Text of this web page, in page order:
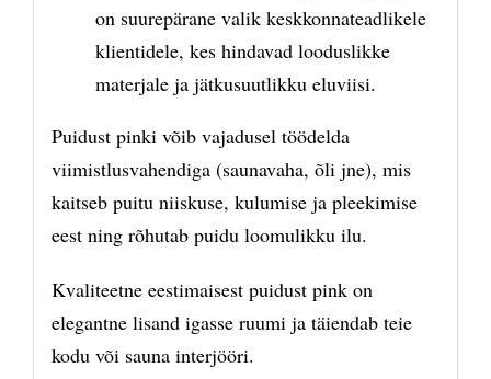
on suurepärane valik keskkonnateadlikele
klientidele, kes hindavad looduslikke
materjale ja jätkusuutlikku eluviisi.
Puidust pinki võib vajadusel töödelda
viimistlusvahendiga (saunavaha, õli jne), mis
kaitseb puitu niiskuse, kulumise ja pleekimise
eest ning rõhutab puidu loomulikku ilu.
Kvaliteetne eestimaisest puidust pink on
elegantne lisand igasse ruumi ja täiendab teie
kodu või sauna interjööri.